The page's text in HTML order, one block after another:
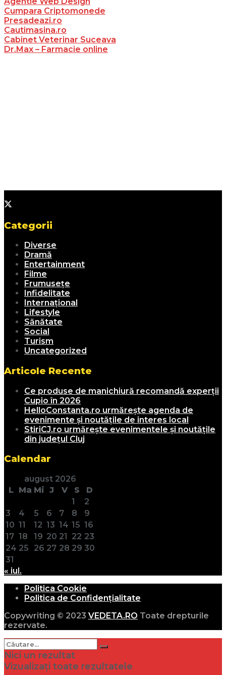
Cumpara Criptomonede
Presadeazi.ro
Cautimasina.ro
Cabinet Veterinar Suceava
Dr.Max – Farmacie online
Categorii
Diverse
Dramă
Entertainment
Filme
Frumusețe
Infidelitate
Internațional
Lifestyle
Sănătate
Social
Turism
Uncategorized
Articole Recente
Ce produse de manichiură recomandă experții
Cupio în 2026
HelloConstanta.ro urmărește agenda de
evenimente și noutățile de interes local
StiriCJ.ro urmărește evenimentele și noutățile
din județul Cluj
Calendar
august 2026
L Ma Mi J V S
D
1
2
3
4 5 6 7 8
9
10 11 12 13 14 15 16
17 18 19 20 21 22 23
24 25 26 27 28 29 30
31
« iul.
Politica Cookie
Politica de Confidențialitate
Copywriting © 2023 VEDETA.RO Toate drepturile
rezervate.
Nici un rezultat
Vizualizați toate rezultatele